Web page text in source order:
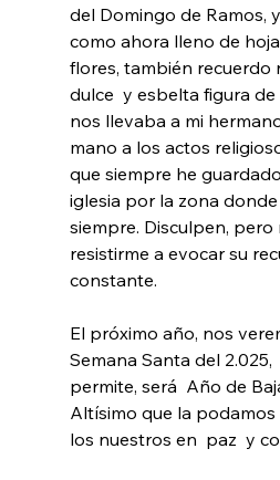
del Domingo de Ramos,
como ahora lleno de
flores, también recuerdo
dulce  y esbelta figura de
nos llevaba a mi
mano a los actos
que siempre he
iglesia por la zona
siempre. Disculpen,
resistirme a evocar su
constante.
El próximo año, nos
Semana Santa del 2.025,
permite, será  Año de
Altísimo que la podamos
los nuestros en  paz  y